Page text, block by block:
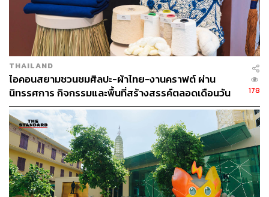
THAILAND
ไอคอนสยามชวนชมศิลปะ-ผ้าไทย-งานคราฟต์ ผ่าน
นิทรรศการ กิจกรรมและพื้นที่สร้างสรรค์ตลอดเดือนวัน
แม่ [ADVERTORIAL]
178